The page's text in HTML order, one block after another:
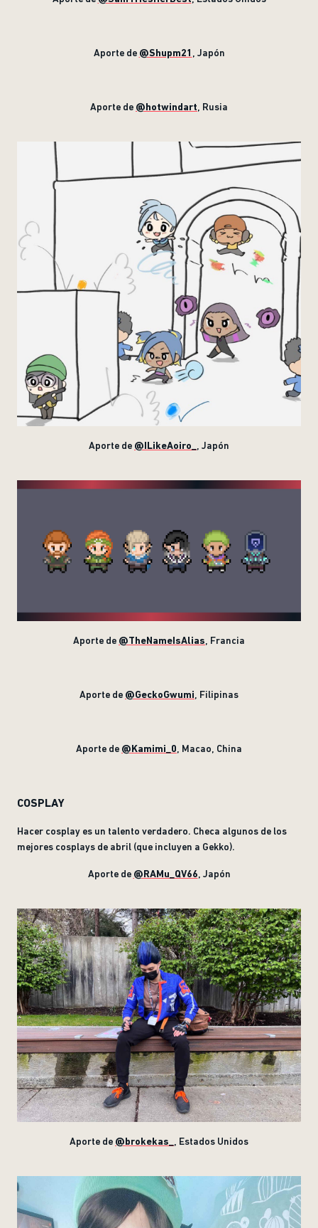
Aporte de @Shupm21 , Japón
Aporte de @hotwindart , Rusia
Aporte de @ILikeAoiro_ , Japón
Aporte de @TheNameIsAlias , Francia
Aporte de @GeckoGwumi , Filipinas
Aporte de @Kamimi_0 , Macao, China
COSPLAY
Hacer cosplay es un talento verdadero. Checa algunos de los
mejores cosplays de abril (que incluyen a Gekko).
Aporte de @RAMu_QV66 , Japón
Aporte de @brokekas_ , Estados Unidos